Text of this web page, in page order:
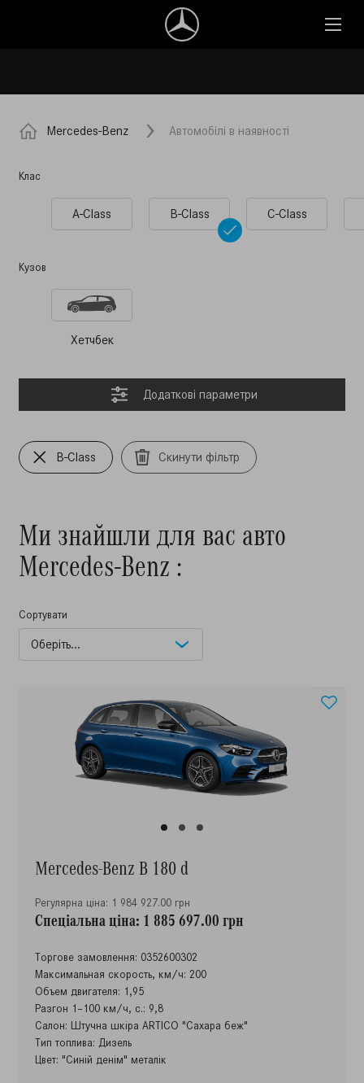
Mercedes-Benz Автомобілі в наявності
Клас
A-Class B-Class C-Class
Кузов
Хетчбек
Додатковi параметри
B-Class Скинути фільтр
Ми знайшли для вас авто
Mercedes-Benz :
Сортувати
Mercedes-Benz B 180 d
Регулярна ціна: 1 984 927.00 грн
Спеціальна ціна: 1 885 697.00 грн
Торгове замовлення: 0352600302
Максимальная скорость, км/ч: 200
Объем двигателя: 1,95
Разгон 1–100 км/ч, с.: 9,8
Салон: Штучна шкіра ARTICO "Сахара беж"
Тип топлива: Дизель
Цвет: "Синій денім" металік